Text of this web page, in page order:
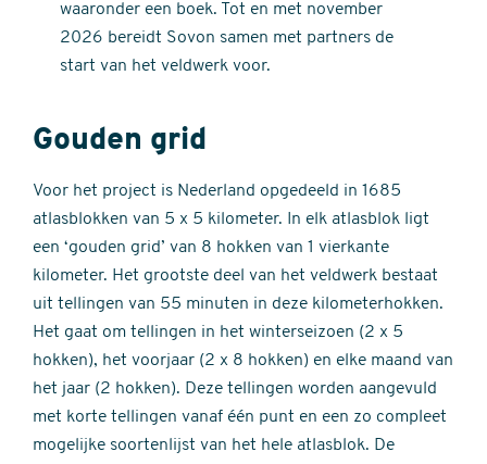
waaronder een boek. Tot en met november
2026 bereidt Sovon samen met partners de
start van het veldwerk voor.
Gouden grid
Voor het project is Nederland opgedeeld in 1685
atlasblokken van 5 x 5 kilometer. In elk atlasblok ligt
een ‘gouden grid’ van 8 hokken van 1 vierkante
kilometer. Het grootste deel van het veldwerk bestaat
uit tellingen van 55 minuten in deze kilometerhokken.
Het gaat om tellingen in het winterseizoen (2 x 5
hokken), het voorjaar (2 x 8 hokken) en elke maand van
het jaar (2 hokken). Deze tellingen worden aangevuld
met korte tellingen vanaf één punt en een zo compleet
mogelijke soortenlijst van het hele atlasblok. De